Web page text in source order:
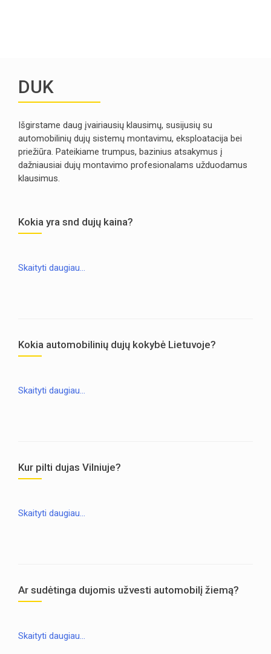
DUK
Išgirstame daug įvairiausių klausimų, susijusių su
automobilinių dujų sistemų montavimu, eksploatacija bei
priežiūra. Pateikiame trumpus, bazinius atsakymus į
dažniausiai dujų montavimo profesionalams užduodamus
klausimus.
Kokia yra snd dujų kaina?
Skaityti daugiau…
Kokia automobilinių dujų kokybė Lietuvoje?
Skaityti daugiau…
Kur pilti dujas Vilniuje?
Skaityti daugiau…
Ar sudėtinga dujomis užvesti automobilį žiemą?
Skaityti daugiau…